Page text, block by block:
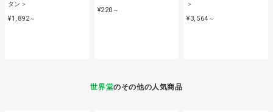
タン＞
¥1,892～
¥220 ～
＞
¥3,564 ～
世界堂のその他の人気商品